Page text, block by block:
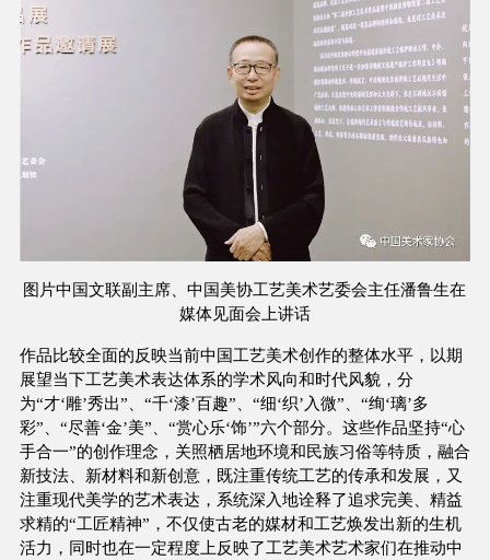
图片中国文联副主席、中国美协工艺美术艺委会主任潘鲁生在
媒体见面会上讲话
作品比较全面的反映当前中国工艺美术创作的整体水平，以期
展望当下工艺美术表达体系的学术风向和时代风貌，分
为“才‘雕’秀出”、“千‘漆’百趣”、“细‘织’入微”、“绚‘璃’多
彩”、“尽善‘金’美”、“赏心乐‘饰’”六个部分。这些作品坚持“心
手合一”的创作理念，关照栖居地环境和民族习俗等特质，融合
新技法、新材料和新创意，既注重传统工艺的传承和发展，又
注重现代美学的艺术表达，系统深入地诠释了追求完美、精益
求精的“工匠精神”，不仅使古老的媒材和工艺焕发出新的生机
活力，同时也在一定程度上反映了工艺美术艺术家们在推动中